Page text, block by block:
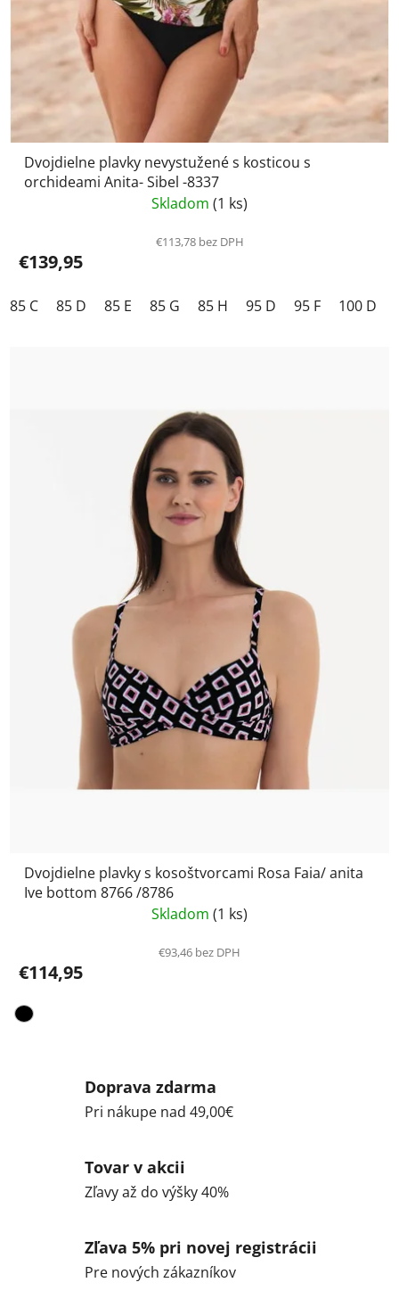
Dvojdielne plavky nevystužené s kosticou s
orchideami Anita- Sibel -8337
Skladom (1 ks)
€113,78 bez DPH
€139,95
85 C 85 D 85 E 85 G 85 H 95 D 95 F 100 D
Dvojdielne plavky s kosoštvorcami Rosa Faia/ anita
Ive bottom 8766 /8786
Skladom (1 ks)
€93,46 bez DPH
€114,95
Doprava zdarma
Pri nákupe nad 49,00€
Tovar v akcii
Zľavy až do výšky 40%
Zľava 5% pri novej registrácii
Pre nových zákazníkov